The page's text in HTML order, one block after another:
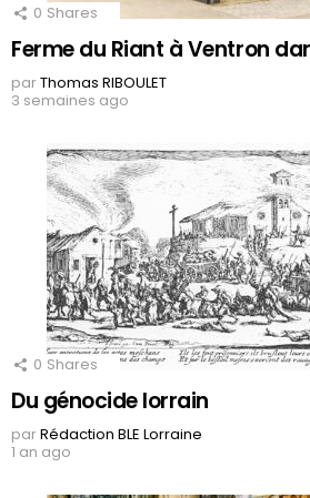
0 Shares
Ferme du Riant à Ventron
parThomas RIBOULET
3 semaines ago
0 Shares
Du génocide lorrain
parRédaction BLE Lorraine
1 an ago